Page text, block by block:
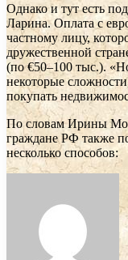
Однако и тут есть
Ларина. Оплата с
частному лицу,
дружественной
(по €50–100 тыс.).
некоторые
покупать
По словам Ирины
граждане РФ также
несколько способов: